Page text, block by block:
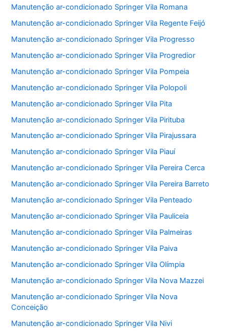
Manutenção ar-condicionado Springer Vila Romana
Manutenção ar-condicionado Springer Vila Regente Feijó
Manutenção ar-condicionado Springer Vila Progresso
Manutenção ar-condicionado Springer Vila Progredior
Manutenção ar-condicionado Springer Vila Pompeia
Manutenção ar-condicionado Springer Vila Polopoli
Manutenção ar-condicionado Springer Vila Pita
Manutenção ar-condicionado Springer Vila Pirituba
Manutenção ar-condicionado Springer Vila Pirajussara
Manutenção ar-condicionado Springer Vila Piauí
Manutenção ar-condicionado Springer Vila Pereira Cerca
Manutenção ar-condicionado Springer Vila Pereira Barreto
Manutenção ar-condicionado Springer Vila Penteado
Manutenção ar-condicionado Springer Vila Pauliceia
Manutenção ar-condicionado Springer Vila Palmeiras
Manutenção ar-condicionado Springer Vila Paiva
Manutenção ar-condicionado Springer Vila Olímpia
Manutenção ar-condicionado Springer Vila Nova Mazzei
Manutenção ar-condicionado Springer Vila Nova
Conceição
Manutenção ar-condicionado Springer Vila Nivi